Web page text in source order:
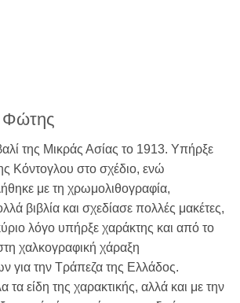
Φώτης
της Μικράς Ασίας το 1913. Υπήρξε
Κόντογλου στο σχέδιο, ενώ
με τη χρωμολιθογραφία,
βιβλία και σχεδίασε πολλές μακέτες,
λόγο υπήρξε χαράκτης και από το
χαλκογραφική χάραξη
για την Τράπεζα της Ελλάδος.
είδη της χαρακτικής, αλλά και με την